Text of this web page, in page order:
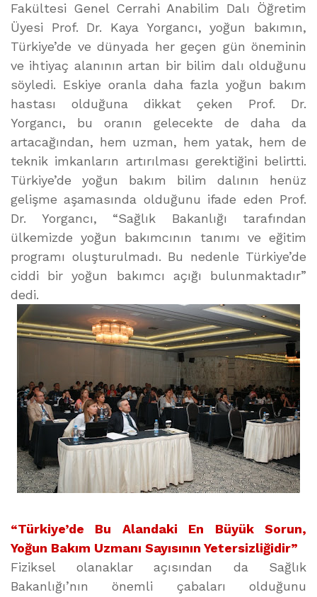
Fakültesi Genel Cerrahi Anabilim Dalı Öğretim
Üyesi Prof. Dr. Kaya Yorgancı, yoğun bakımın,
Türkiye’de ve dünyada her geçen gün öneminin
ve ihtiyaç alanının artan bir bilim dalı olduğunu
söyledi. Eskiye oranla daha fazla yoğun bakım
hastası olduğuna dikkat çeken Prof. Dr.
Yorgancı, bu oranın gelecekte de daha da
artacağından, hem uzman, hem yatak, hem de
teknik imkanların artırılması gerektiğini belirtti.
Türkiye’de yoğun bakım bilim dalının henüz
gelişme aşamasında olduğunu ifade eden Prof.
Dr. Yorgancı, “Sağlık Bakanlığı tarafından
ülkemizde yoğun bakımcının tanımı ve eğitim
programı oluşturulmadı. Bu nedenle Türkiye’de
ciddi bir yoğun bakımcı açığı bulunmaktadır”
dedi.
“Türkiye’de Bu Alandaki En Büyük Sorun,
Yoğun Bakım Uzmanı Sayısının Yetersizliğidir”
Fiziksel olanaklar açısından da Sağlık
Bakanlığı’nın önemli çabaları olduğunu